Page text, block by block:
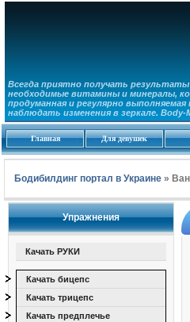
Всегда приятно получать
необходимые витамины и минералы,
продуманная и регулярно
наблюдать изменения в зеркале. Body-
Главная Для девушек
Бодибилдинг портал в Украине »
Упражнения
Качать РУКИ
Качать бицепс
Качать трицепс
Качать предплечье